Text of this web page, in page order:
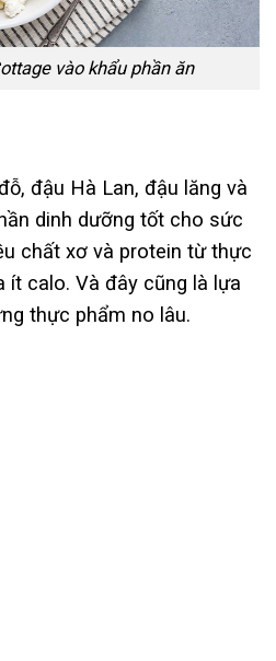
vào khẩu phần ăn
đậu Hà Lan, đậu lăng và
dinh dưỡng tốt cho sức
chất xơ và protein từ thực
ít calo. Và đây cũng là lựa
thực phẩm no lâu.